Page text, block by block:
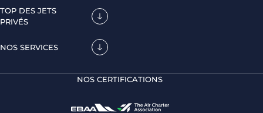
TOP DES JETS
PRIVÉS
NOS SERVICES
NOS CERTIFICATIONS